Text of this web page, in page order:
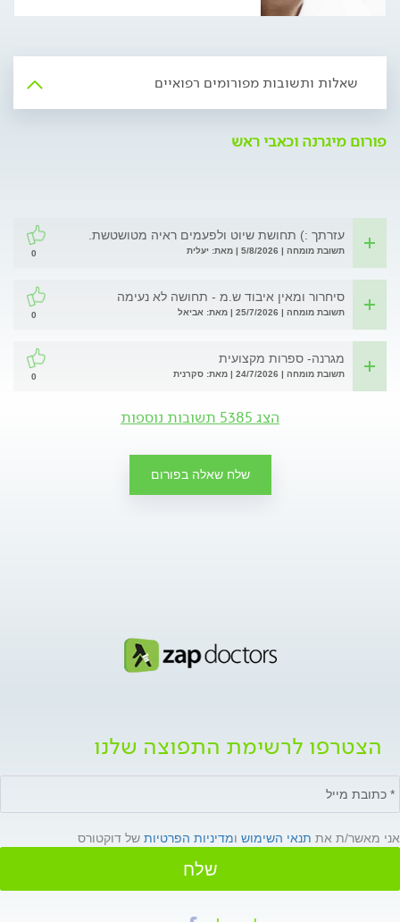
שאלות ותשובות מפורומים רפואיים
פורום מיגרנה וכאבי ראש
עזרתך :) תחושת שיוט ולפעמים ראיה מטושטשת.
תשובת מומחה | 5/8/2026 | מאת: יעלית 0
סיחרור ומאין איבוד ש.מ - תחושה לא נעימה
תשובת מומחה | 25/7/2026 | מאת: אביאל 0
מגרנה- ספרות מקצועית
תשובת מומחה | 24/7/2026 | מאת: סקרנית 0
הצג 5385 תשובות נוספות
שלח שאלה בפורום
הצטרפו לרשימת התפוצה שלנו
אני מאשר/ת את תנאי השימוש ומדיניות הפרטיות של דוקטורס
שלח